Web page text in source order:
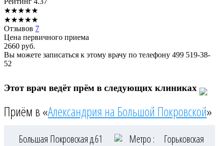
★★★★★
★★★★★
Отзывов 7
Цена первичного приема
2660 руб.
Вы можете записаться к этому врачу по телефону 499 519-38-
52
Этот врач ведёт прём в следующих клиниках
Приём в «Александрия на Большой Покровской»
Большая Покровская д.61 Метро : Горьковская